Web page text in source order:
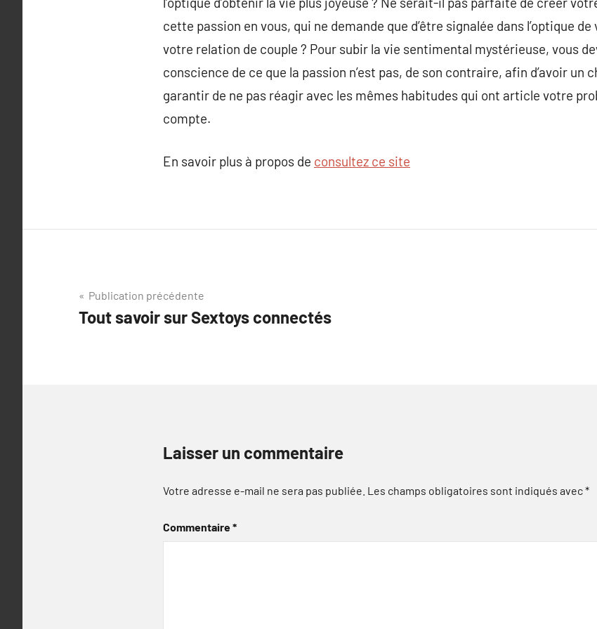
cette passion en vous, qui ne demande que d’être signalée dans l’optique
votre relation de couple ? Pour subir la vie sentimental mystérieuse, vous
conscience de ce que la passion n’est pas, de son contraire, afin d’avoir un
garantir de ne pas réagir avec les mêmes habitudes qui ont article votre
compte.
En savoir plus à propos de consultez ce site
Navigation
de
Publication précédente
Tout savoir sur Sextoys connectés
Laisser un commentaire
Votre adresse e-mail ne sera pas publiée. Les champs obligatoires sont indiqués avec*
Commentaire*